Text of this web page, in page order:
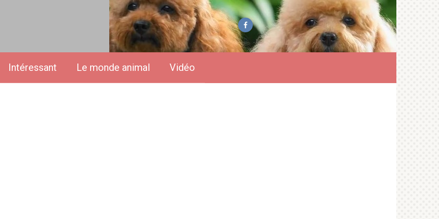
Intéressant Le monde animal Vidéo